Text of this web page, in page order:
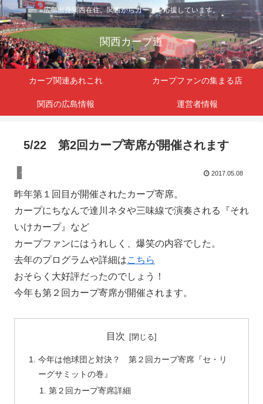
広島出身関西在住。関西からカープを応援しています。
関西カープ道
カープ関連あれこれ カープファンの集まる店
関西の広島情報 運営者情報
5/22 第2回カープ寄席が開催されます
イベント 2017.05.08
昨年第１回目が開催されたカープ寄席。
カープにちなんで達川ネタや三味線で演奏される『それ
いけカープ』など
カープファンにはうれしく、爆笑の内容でした。
去年のプログラムや詳細はこちら
おそらく大好評だったのでしょう！
今年も第２回カープ寄席が開催されます。
目次
今年は他球団と対決？ 第２回カープ寄席『セ・リ
ーグサミットの巻』
第２回カープ寄席詳細